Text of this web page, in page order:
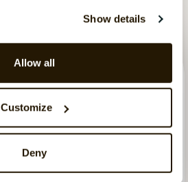
Show details
Allow all
Customize
Deny